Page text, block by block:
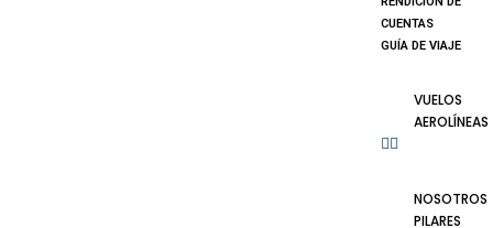
CUENTAS
GUÍA DE VIAJE
VUELOS
AEROLÍNEAS
NOSOTROS
PILARES